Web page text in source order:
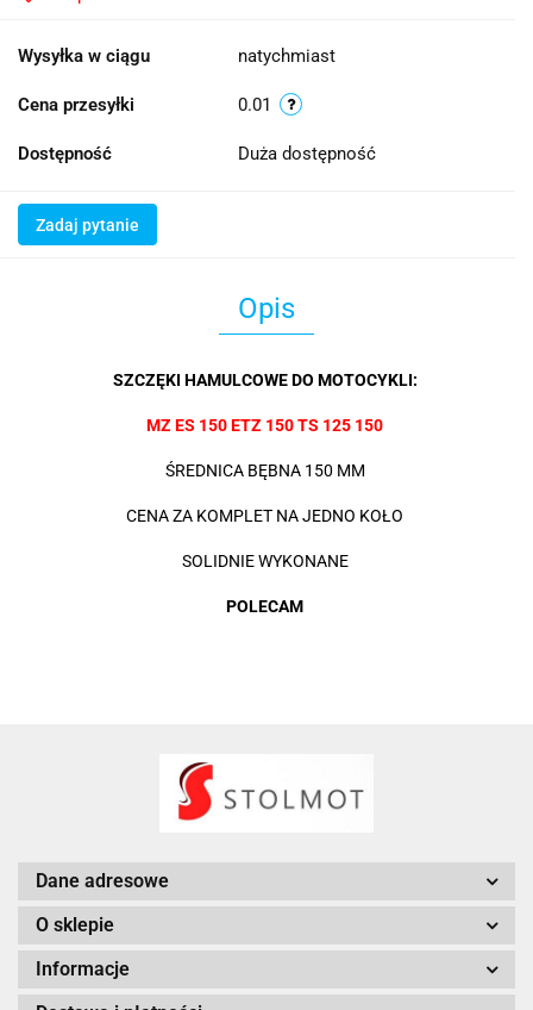
Wysyłka w ciągu natychmiast
Cena przesyłki 0.01
Dostępność Duża dostępność
Zadaj pytanie
Opis
SZCZĘKI HAMULCOWE DO MOTOCYKLI:
MZ ES 150 ETZ 150 TS 125 150
ŚREDNICA BĘBNA 150 MM
CENA ZA KOMPLET NA JEDNO KOŁO
SOLIDNIE WYKONANE
POLECAM
Dane adresowe
O sklepie
Informacje